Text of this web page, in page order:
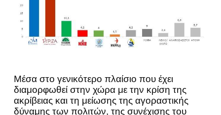
Μέσα στο γενικότερο πλαίσιο που έχει
διαμορφωθεί στην χώρα με την κρίση της
ακρίβειας και τη μείωσης της αγοραστικής
δύναμης των πολιτών, της συνέχισης του